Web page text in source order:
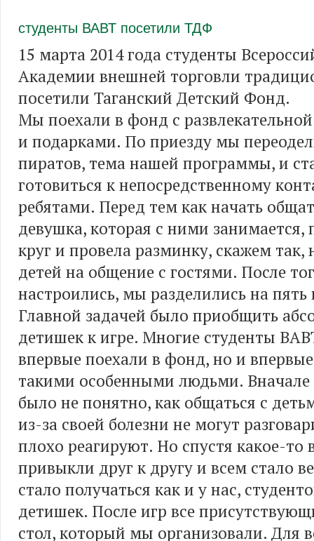
студенты ВАВТ посетили ТДФ
15 марта 2014 года студенты
Академии внешней торговли
посетили Таганский Детский Фонд.
Мы поехали в фонд с
и подарками. По приезду мы
пиратов, тема нашей программы, и
готовиться к непосредственному
ребятами. Перед тем как начать
девушка, которая с ними занимается,
круг и провела разминку, скажем так,
детей на общение с гостями. После
настроились, мы разделились на пять
Главной задачей было приобщить
детишек к игре. Многие студенты
впервые поехали в фонд, но и
такими особенными людьми. Вначале
было не понятно, как общаться с
из-за своей болезни не могут
плохо реагируют. Но спустя какое-
привыкли друг к другу и всем стало
стало получаться как и у нас,
детишек. После игр все
стол, который мы организовали. Для